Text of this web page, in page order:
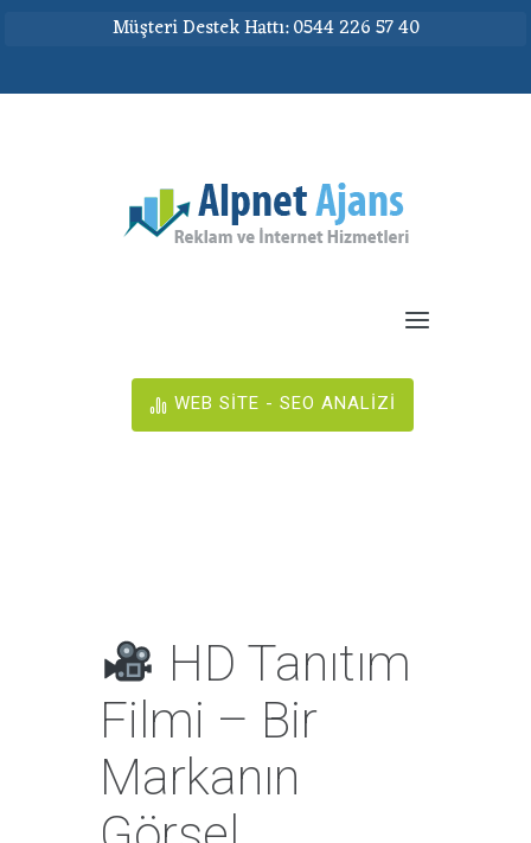
Müşteri Destek Hattı: 0544 226 57 40
WEB SİTE - SEO ANALİZİ
HD Tanıtım
Filmi – Bir
Markanın